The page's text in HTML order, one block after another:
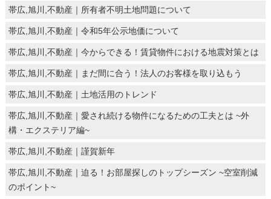
帯広,旭川,不動産｜所有者不明土地問題について
帯広,旭川,不動産｜令和5年公示地価について
帯広,旭川,不動産｜今からできる！賃貸物件における地震対策とは
帯広,旭川,不動産｜まだ間に合う！法人のお客様を取り込もう
帯広,旭川,不動産｜土地活用のトレンド
帯広,旭川,不動産｜愛され続ける物件になるための工夫とは ~外
構・エクステリア編~
帯広,旭川,不動産｜謹賀新年
帯広,旭川,不動産｜迫る！お部屋探しのトップシーズン ~空室削減
のポイント~